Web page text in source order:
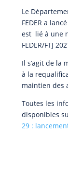
Le
FEDER a
est lié à une
FEDER/FTJ
Il s’agit de la
à la
maintien des
Toutes les
disponibles
29 :